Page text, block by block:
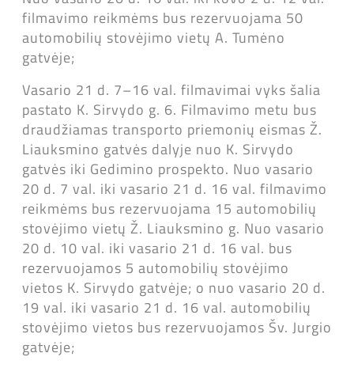
filmavimo reikmėms bus rezervuojama 50
automobilių stovėjimo vietų A. Tumėno
gatvėje;
Vasario 21 d. 7–16 val. filmavimai vyks šalia
pastato K. Sirvydo g. 6. Filmavimo metu bus
draudžiamas transporto priemonių eismas Ž.
Liauksmino gatvės dalyje nuo K. Sirvydo
gatvės iki Gedimino prospekto. Nuo vasario
20 d. 7 val. iki vasario 21 d. 16 val. filmavimo
reikmėms bus rezervuojama 15 automobilių
stovėjimo vietų Ž. Liauksmino g. Nuo vasario
20 d. 10 val. iki vasario 21 d. 16 val. bus
rezervuojamos 5 automobilių stovėjimo
vietos K. Sirvydo gatvėje; o nuo vasario 20 d.
19 val. iki vasario 21 d. 16 val. automobilių
stovėjimo vietos bus rezervuojamos Šv. Jurgio
gatvėje;